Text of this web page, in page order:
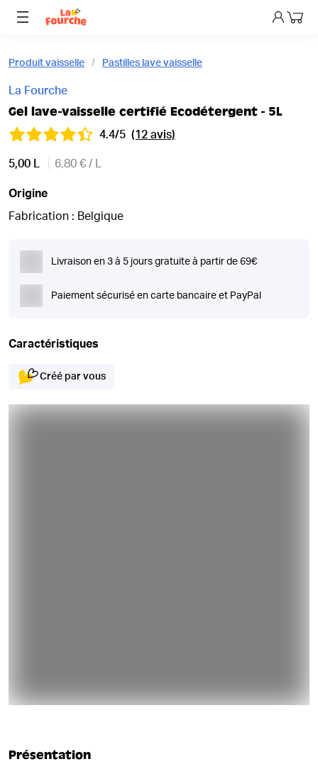
Mon
Produit vaisselle Pastilles lave vaisselle
La Fourche
Gel lave-vaisselle certifié Ecodétergent - 5L
4.4/5 (12 avis)
5,00 L 6,80 € / L
Origine
Fabrication : Belgique
Livraison en 3 à 5 jours gratuite à partir de 69€
Paiement sécurisé en carte bancaire et PayPal
Caractéristiques
Créé par vous
Présentation